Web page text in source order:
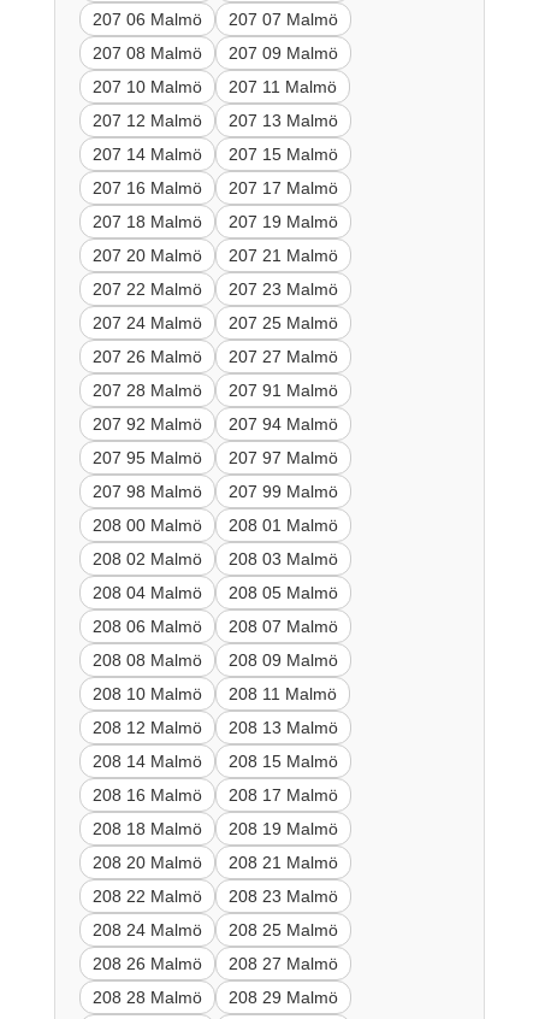
207 06 Malmö
207 07 Malmö
207 08 Malmö
207 09 Malmö
207 10 Malmö
207 11 Malmö
207 12 Malmö
207 13 Malmö
207 14 Malmö
207 15 Malmö
207 16 Malmö
207 17 Malmö
207 18 Malmö
207 19 Malmö
207 20 Malmö
207 21 Malmö
207 22 Malmö
207 23 Malmö
207 24 Malmö
207 25 Malmö
207 26 Malmö
207 27 Malmö
207 28 Malmö
207 91 Malmö
207 92 Malmö
207 94 Malmö
207 95 Malmö
207 97 Malmö
207 98 Malmö
207 99 Malmö
208 00 Malmö
208 01 Malmö
208 02 Malmö
208 03 Malmö
208 04 Malmö
208 05 Malmö
208 06 Malmö
208 07 Malmö
208 08 Malmö
208 09 Malmö
208 10 Malmö
208 11 Malmö
208 12 Malmö
208 13 Malmö
208 14 Malmö
208 15 Malmö
208 16 Malmö
208 17 Malmö
208 18 Malmö
208 19 Malmö
208 20 Malmö
208 21 Malmö
208 22 Malmö
208 23 Malmö
208 24 Malmö
208 25 Malmö
208 26 Malmö
208 27 Malmö
208 28 Malmö
208 29 Malmö